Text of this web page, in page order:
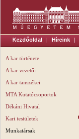
Kezdőoldal | Híreink |
A kar története
A kar vezetői
A kar tanszékei
MTA Kutatócsoportok
Dékáni Hivatal
Kari testületek
Munkatársak